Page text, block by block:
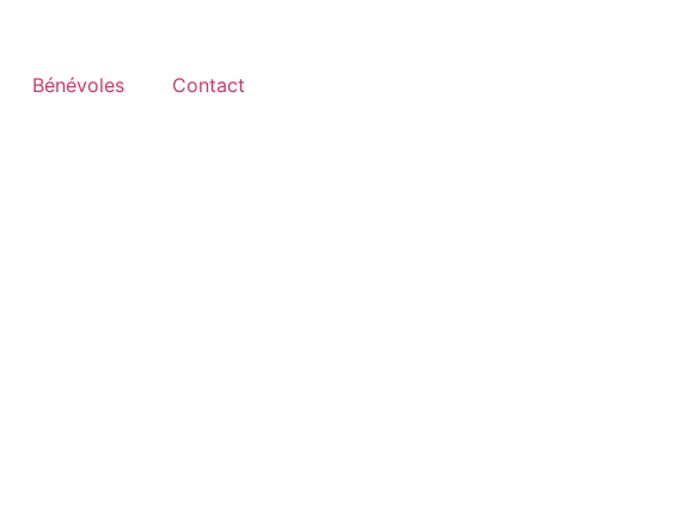
Bénévoles Contact